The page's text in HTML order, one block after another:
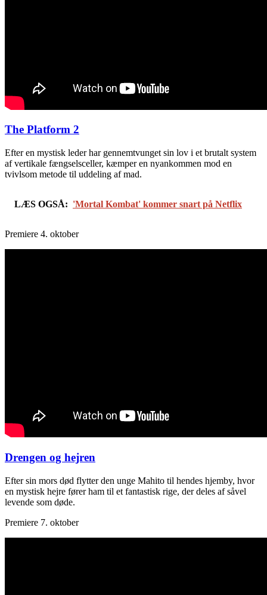
The Platform 2
Efter en mystisk leder har gennemtvunget sin lov i et brutalt system
af vertikale fængselsceller, kæmper en nyankommen mod en
tvivlsom metode til uddeling af mad.
LÆS OGSÅ: 'Mortal Kombat' kommer snart på Netflix
Premiere 4. oktober
Drengen og hejren
Efter sin mors død flytter den unge Mahito til hendes hjemby, hvor
en mystisk hejre fører ham til et fantastisk rige, der deles af såvel
levende som døde.
Premiere 7. oktober